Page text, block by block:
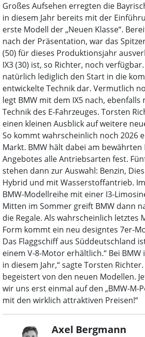
Großes Aufsehen erregten die
in diesem Jahr bereits mit der
erste Modell der „Neuen Klasse“.
nach der Präsentation, war das
(50) für dieses Produktionsjahr
IX3 (30) ist, so Richter, noch
natürlich lediglich den Start in die
entwickelte Technik dar. Vermutlich
legt BMW mit dem IX5 nach,
Technik des E-Fahrzeuges. Torsten
einen kleinen Ausblick auf weitere
So kommt wahrscheinlich noch 2026
Markt. BMW hält dabei am bewährten
Angebotes alle Antriebsarten fest.
stehen dann zur Auswahl: Benzin,
Hybrid und mit Wasserstoffantrieb.
BMW-Modellreihe mit einer I3-
Mitten im Sommer greift BMW dann
die Regale. Als wahrscheinlich letztes
Form kommt ein neu designtes 7er-
Das Flaggschiff aus Süddeutschland
einem V-8-Motor erhältlich.“ Bei BMW
in diesem Jahr,“ sagte Torsten
begeistert von den neuen Modellen.
wir uns erst einmal auf den „BMW-M-
mit den wirklich attraktiven Preisen!“
Axel Bergmann